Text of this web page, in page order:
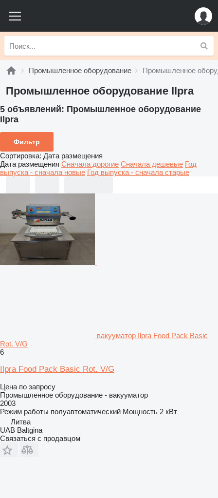
Промышленное оборудование Промышленное
Промышленное оборудование Ilpra
5 объявлений: Промышленное оборудование
Ilpra
Фильтр
Сортировка: Дата размещения
Дата размещения Сначала дорогие Сначала дешевые Год
выпуска - сначала новые Год выпуска - сначала старые
вакууматор Ilpra Food Pack Basic
Rot. V/G
6
Ilpra Food Pack Basic Rot. V/G
Цена по запросу
Промышленное оборудование - вакууматор
2003
Режим работы полуавтоматический Мощность 2 кВт
Литва
UAB Baltgina
Связаться с продавцом